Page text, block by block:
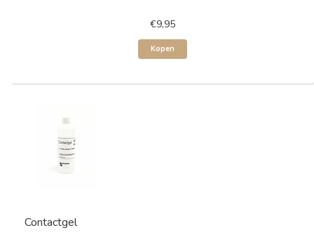
€9,95
Kopen
Contactgel